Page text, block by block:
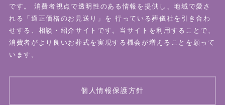
です。
消費者視点で透明性のある情報を提供し、地域で愛さ
れる「適正価格のお見送り」を 行っている葬儀社を引き合わ
せする、相談・紹介サイトです。当サイトを利用することで、
消費者がより良いお葬式を実現する機会が増えることを願って
います。
個人情報保護方針